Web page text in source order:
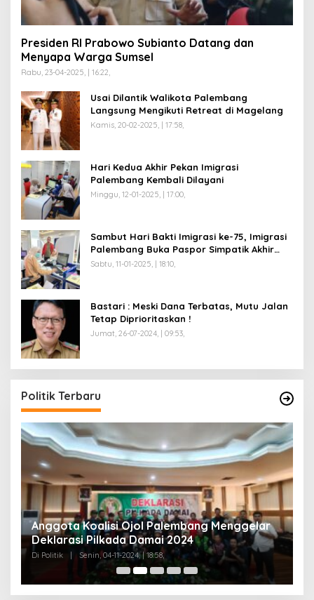
Presiden RI Prabowo Subianto Datang dan
Menyapa Warga Sumsel
Rabu, 23-04-2025, | 16:22,
Usai Dilantik Walikota Palembang
Langsung Mengikuti Retreat di Magelang
Kamis, 20-02-2025, | 17:58,
Hari Kedua Akhir Pekan Imigrasi
Palembang Kembali Dilayani
Minggu, 12-01-2025, | 17:00,
Sambut Hari Bakti Imigrasi ke-75, Imigrasi
Palembang Buka Paspor Simpatik Akhir
Pekan
Sabtu, 11-01-2025, | 18:10,
Bastari : Meski Dana Terbatas, Mutu Jalan
Tetap Diprioritaskan !
Jumat, 26-07-2024, | 09:53,
Politik Terbaru
Anggota Koalisi Ojol Palembang Menggelar
Deklarasi Pilkada Damai 2024
Di Politik | Senin, 04-11-2024, | 18:58,